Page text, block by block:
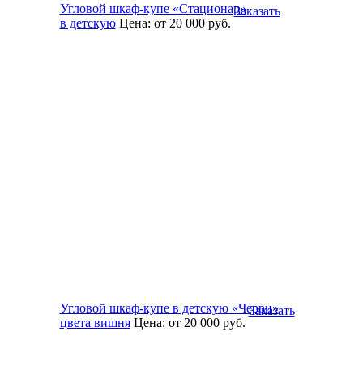
Угловой шкаф-купе «Стационар»
в детскую Цена: от 20 000руб.
Заказать
Угловой шкаф-купе в детскую «Черри»
цвета вишня Цена: от 20 000руб.
Заказать